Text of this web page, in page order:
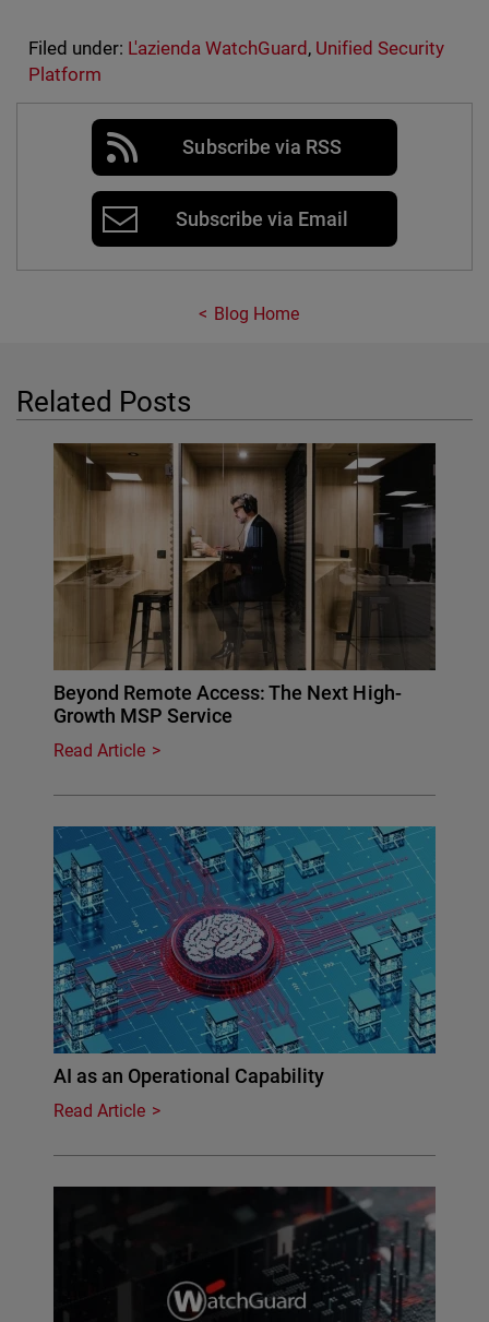
Filed under: L'azienda WatchGuard , Unified Security
Platform
Subscribe via RSS
Subscribe via Email
Blog Home
Related Posts
Beyond Remote Access: The Next High-
Growth MSP Service
Read Article
AI as an Operational Capability
Read Article